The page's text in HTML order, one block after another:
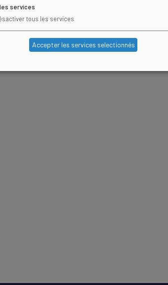
services
tous les services
Accepter les services selectionnés